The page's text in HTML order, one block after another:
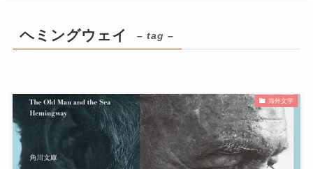
ヘミングウェイ – tag –
海外文学